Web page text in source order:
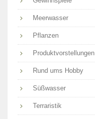
Meerwasser
Pflanzen
Produktvorstellungen
Rund ums Hobby
Süßwasser
Terraristik